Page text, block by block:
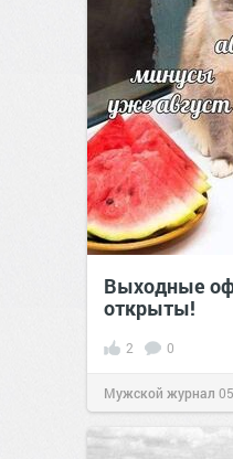
Выходные
открыты!
2 0
Мужской журнал